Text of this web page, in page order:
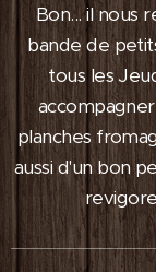
Bon... il nous
bande de
tous les
planches
aussi d'un bon